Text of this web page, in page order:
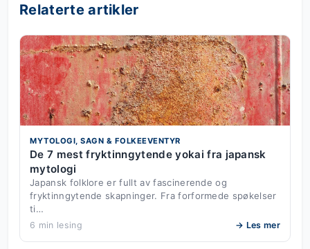
Relaterte artikler
MYTOLOGI, SAGN & FOLKEEVENTYR
De 7 mest fryktinngytende yokai fra japansk
mytologi
Japansk folklore er fullt av fascinerende og
fryktinngytende skapninger. Fra forformede spøkelser
ti…
6 min lesing → Les mer